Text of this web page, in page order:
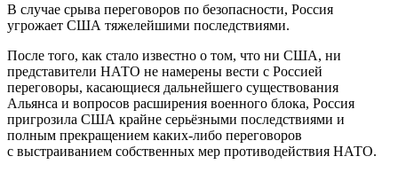
В случае срыва переговоров по безопасности, Россия
угрожает США тяжелейшими последствиями.
После того, как стало известно о том, что ни США, ни
представители НАТО не намерены вести с Россией
переговоры, касающиеся дальнейшего существования
Альянса и вопросов расширения военного блока, Россия
пригрозила США крайне серьёзными последствиями и
полным прекращением каких-либо переговоров
с выстраиванием собственных мер противодействия НАТО.